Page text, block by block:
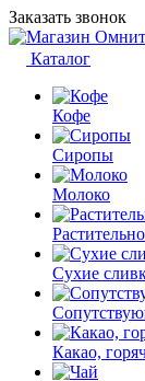
Заказать звонок
Каталог
Кофе
Сиропы
Молоко
Сухие
Какао,